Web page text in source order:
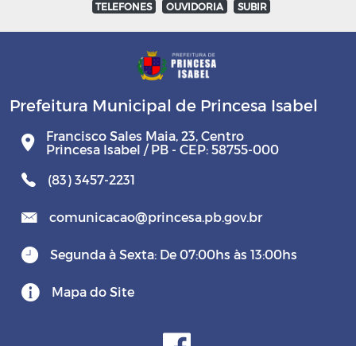
TELEFONES OUVIDORIA SUBIR
Prefeitura Municipal de Princesa Isabel
Francisco Sales Maia, 23, Centro
Princesa Isabel / PB - CEP: 58755-000
(83) 3457-2231
comunicacao@princesa.pb.gov.br
Segunda à Sexta: De 07:00hs às 13:00hs
Mapa do Site